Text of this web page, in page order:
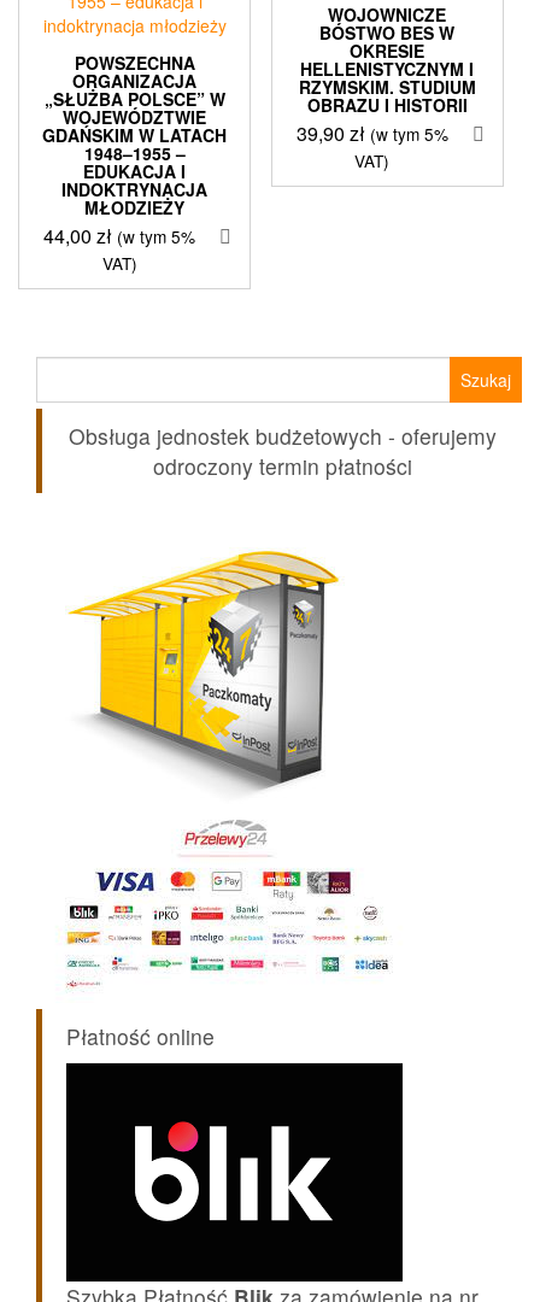
POWSZECHNA
ORGANIZACJA
„SŁUŻBA POLSCE” W
WOJEWÓDZTWIE
GDAŃSKIM W LATACH
1948–1955 –
EDUKACJA I
INDOKTRYNACJA
MŁODZIEŻY
44,00zł (w tym 5%
VAT)
WOJOWNICZE
BÓSTWO BES W
OKRESIE
HELLENISTYCZNYM I
RZYMSKIM. STUDIUM
OBRAZU I HISTORII
39,90 zł (w tym 5%
VAT)
Obsługa jednostek budżetowych - oferujemy
odroczony termin płatności
Płatność online